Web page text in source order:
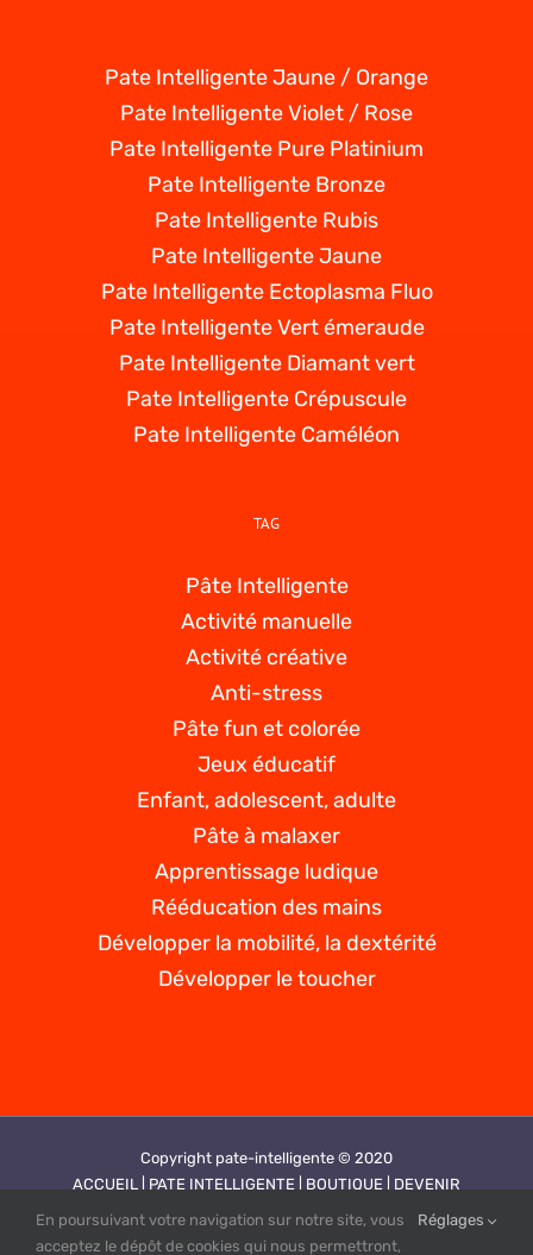
Pate Intelligente Jaune / Orange
Pate Intelligente Violet / Rose
Pate Intelligente Pure Platinium
Pate Intelligente Bronze
Pate Intelligente Rubis
Pate Intelligente Jaune
Pate Intelligente Ectoplasma Fluo
Pate Intelligente Vert émeraude
Pate Intelligente Diamant vert
Pate Intelligente Crépuscule
Pate Intelligente Caméléon
TAG
Pâte Intelligente
Activité manuelle
Activité créative
Anti-stress
Pâte fun et colorée
Jeux éducatif
Enfant, adolescent, adulte
Pâte à malaxer
Apprentissage ludique
Rééducation des mains
Développer la mobilité, la dextérité
Développer le toucher
Copyright pate-intelligente © 2020
ACCUEIL | PATE INTELLIGENTE | BOUTIQUE | DEVENIR
REVENDEUR |
CONTACT | PLAN DE SITE |
MENTIONS
LEGALES |
POLITIQUE DE CONFIDENTIALITE
En poursuivant votre navigation sur notre site, vous
acceptez le dépôt de cookies qui nous permettront,
Réglages